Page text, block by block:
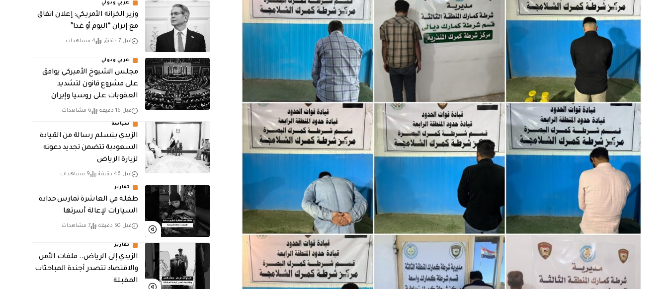
عربي ودولي
وزير الخزانة الأمريكي: إعلان اتفاق
مع إيران “اليوم أو غدا”
قبل 7 دقائق 4 مشاهدات
عربي ودولي
مجلس الشيوخ الأميركي يوافق
على مشروع قانون لتشديد
العقوبات على روسيا وإيران
قبل 16 دقيقة 6 مشاهدات
سياسة
الزيدي يتسلم رسالة من القيادة
السعودية تتضمن تجديد دعوته
لزيارة الرياض
قبل 46 دقيقة 9 مشاهدات
تقارير
طفلة في العاشرة تمارس حدادة
السيارات لإعالة أسرتها
قبل 50 دقيقة 7 مشاهدات
تقارير
الزيدي إلى الرياض.. ملفات الأمن
والاقتصاد تتصدر أجندة المباحثات
المقبلة